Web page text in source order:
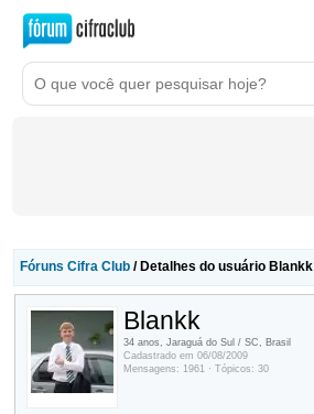
Fóruns Cifra Club/ Detalhes do usuário Blankk
Blankk
34 anos, Jaraguá do Sul / SC, Brasil
Cadastrado em 06/08/2009
Mensagens: 1961 · Tópicos: 30